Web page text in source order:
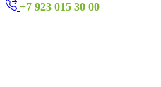
+7 923 015 30 00